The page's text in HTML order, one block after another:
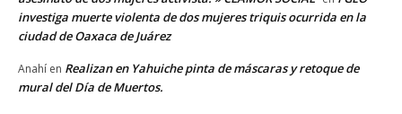
investiga muerte violenta de dos mujeres triquis ocurrida en la
ciudad de Oaxaca de Juárez
Anahí en Realizan en Yahuiche pinta de máscaras y retoque de
mural del Día de Muertos.